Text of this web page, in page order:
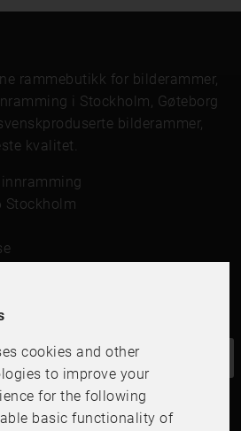
cookies and other
to improve your
for the following
basic functionality of
rammebutikk for bilderammer,
i Stockholm, Gøteborg
bilderammer,
kvalitet.
innramming
Stockholm